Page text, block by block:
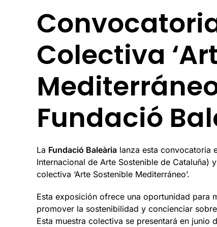
Colectiva
Fundació
La Fundació Baleària lanza esta convocatoria
Internacional de Arte Sostenible de Cataluña)
colectiva ‘Arte Sostenible Mediterráneo’.
Esta exposición ofrece una oportunidad para
promover la sostenibilidad y concienciar
Esta muestra colectiva se presentará en junio